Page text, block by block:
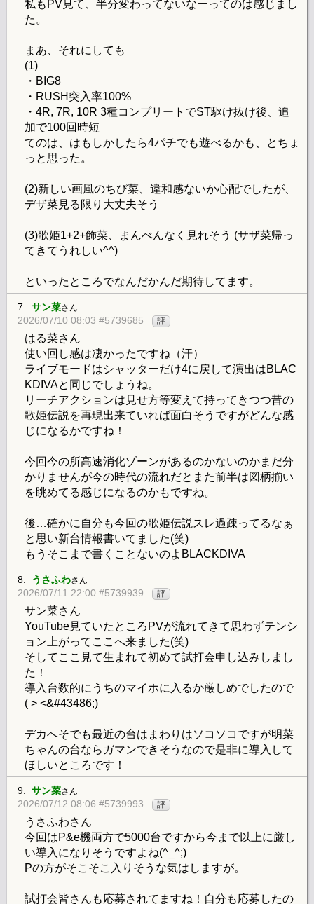
私もPV見て、半分変わってないなーってのは感じまし
た。
まあ、それにしても
(1)
・BIG8
・RUSH突入率100%
・4R, 7R, 10R 3種コンプリートでST駆け抜け後、追
加で100回時短
てのは、はもしかしたら4パチでも遊べるかも、とちょ
っと思った。
(2)新しい画風のちび菜、違和感ないか心配でしたが、
デザ菜見る限り大丈夫そう
(3)歌姫1+2+飾菜、まんべんなく見れそう (サザ菜帰っ
てきてうれしい^^)
といったところでなんだかんだ期待してます。
7. サン菜さん
2026/07/10 08:03 #5739685 評
はる菜さん
使い回し感は凄かったですね（汗）
ライブモードはシャッターだけ4に戻して演出はBLAC
KDIVAと同じでしょうね。
リーチアクションは見せ方等変えて持ってきつつ昔の
歌姫伝説を再現出来ていれば面白そうですがどんな感
じになるかですね！
今回今の所高速消化ゾーンがあるのかないのかまだ分
かりませんが今の時代の流れだとまた前半は図柄揃い
を眺めてる感じになるのかもですね。
後…確かに自分も今回の歌姫伝説スレ過疎ってるなぁ
と思い新台情報書いてました(笑)
もうそこまで書くことないのよBLACKDIVA
8. うさふわさん
2026/07/11 22:00 #5739939 評
サン菜さん
YouTube見ていたところPVが流れてきて思わずテンシ
ョン上がってここへ来ました(笑)
そしてここ見て生まれて初めて試打会申し込みしまし
た！
導入台数的にうちのマイホに入るか厳しめでしたので
( > <&#43486;)
デカへそでも最近の台はまわりはソコソコですが明菜
ちゃんの台ならガマンできそうなので是非に導入して
ほしいところです！
9. サン菜さん
2026/07/12 08:06 #5739993 評
うさふわさん
今回はP&e機両方で5000台ですから今まで以上に厳し
い導入になりそうですよね(^_^;)
Pの方がそこそこ入りそうな気はしますが。
試打会皆さんも応募されてますね！自分も応募したの